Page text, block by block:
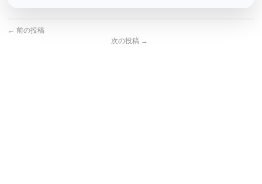
← 前の投稿
次の投稿 →